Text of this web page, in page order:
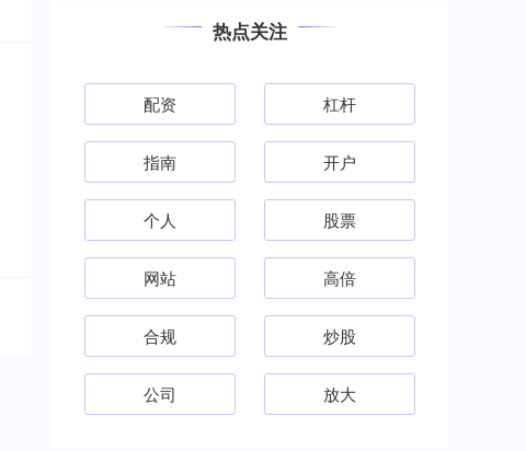
热点关注
配资 杠杆
指南 开户
个人 股票
网站 高倍
合规 炒股
公司 放大